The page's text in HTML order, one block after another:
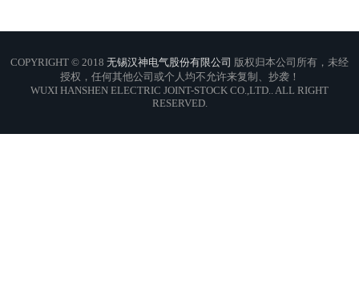
COPYRIGHT © 2018 无锡汉神电气股份有限公司 版权归本公司所有，未经
授权，任何其他公司或个人均不允许来复制、抄袭！
WUXI HANSHEN ELECTRIC JOINT-STOCK CO.,LTD.. ALL RIGHT
RESERVED.